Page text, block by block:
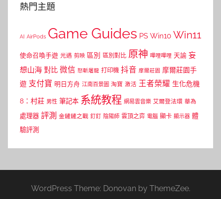
熱門主題
AI AirPods Game Guides PS Win10 Win11
使命召喚手遊 光遇 剪映 區別 區別對比 原神 嗶哩嗶哩 天諭 妄
想山海 對比 微信 怒斬屠龍 打印機 抖音 摩爾莊園 摩爾莊園手
遊 支付寶 明日方舟 江南百景圖 淘寶 激活 王者榮耀 生化危機
8：村莊 男性 筆記本 系統教程 網易雲音樂 艾爾登法環 華為
處理器 評測 金鏟鏟之戰 釘釘 陰陽師 雲頂之弈 電腦 顯卡 顯示器 體
驗評測
WordPress Theme: Donovan by ThemeZee.